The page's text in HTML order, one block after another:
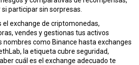
participar sin sorpresas.
exchange de criptomonedas,
vendes y gestionas tus activos
nombres como Binance hasta exchanges
la etiqueta cubre seguridad,
cuál es el exchange adecuado te